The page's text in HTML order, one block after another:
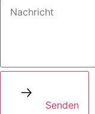
Senden